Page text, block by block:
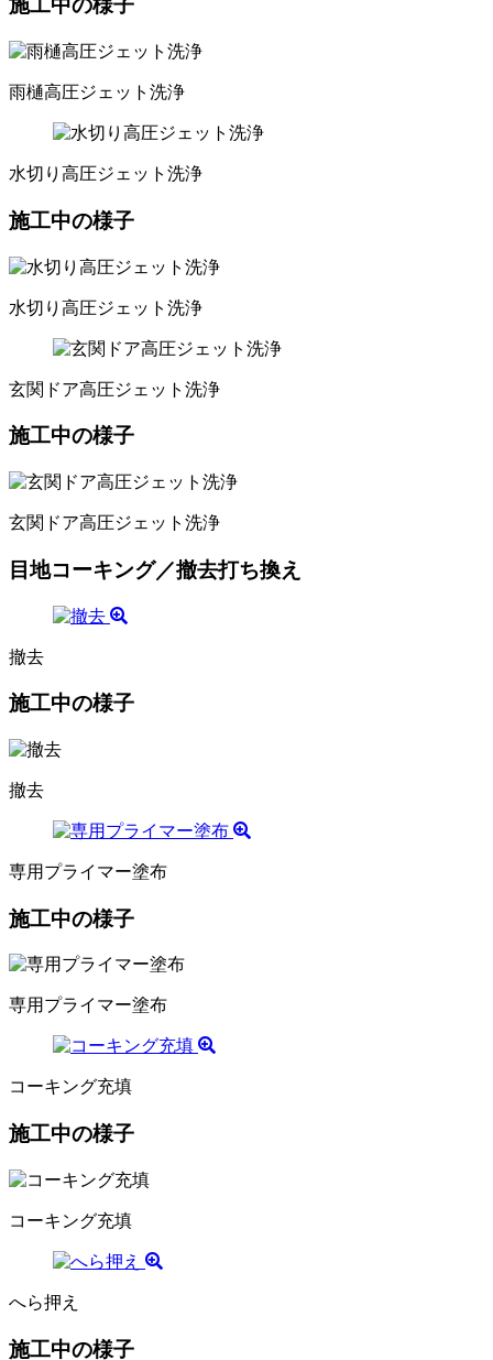
施工中の様子
雨樋高圧ジェット洗浄
水切り高圧ジェット洗浄
施工中の様子
水切り高圧ジェット洗浄
玄関ドア高圧ジェット洗浄
施工中の様子
玄関ドア高圧ジェット洗浄
目地コーキング／撤去打ち換え
撤去
施工中の様子
撤去
専用プライマー塗布
施工中の様子
専用プライマー塗布
コーキング充填
施工中の様子
コーキング充填
へら押え
施工中の様子